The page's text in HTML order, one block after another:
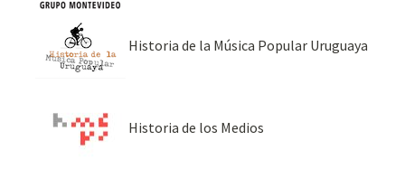
Historia de la Música Popular Uruguaya
Historia de los Medios